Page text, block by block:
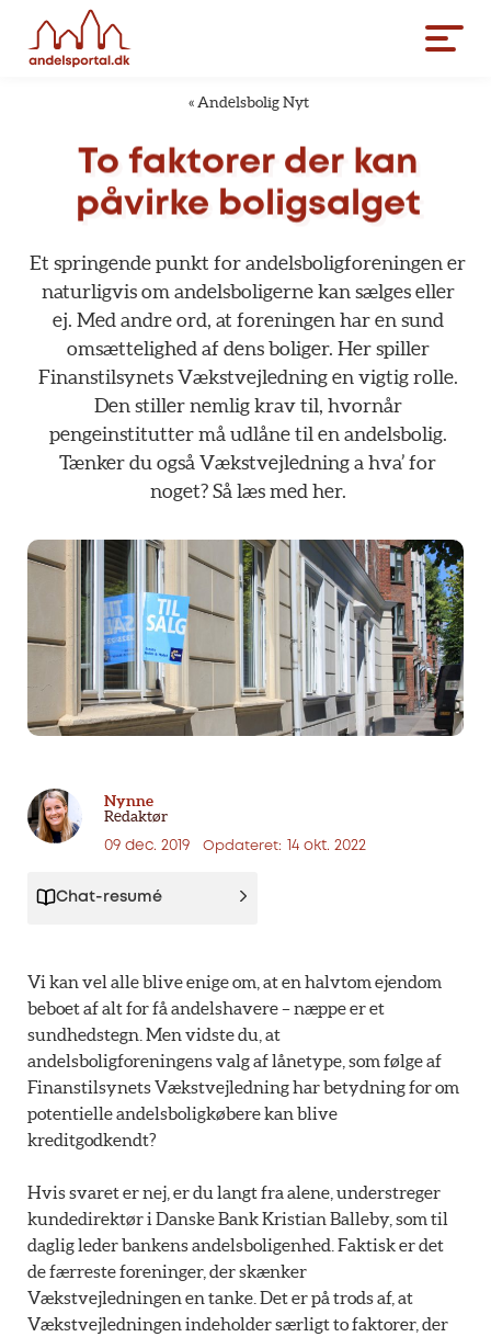
« Andelsbolig Nyt
To faktorer der kan
påvirke boligsalget
Et springende punkt for andelsboligforeningen er
naturligvis om andelsboligerne kan sælges eller
ej. Med andre ord, at foreningen har en sund
omsættelighed af dens boliger. Her spiller
Finanstilsynets Vækstvejledning en vigtig rolle.
Den stiller nemlig krav til, hvornår
pengeinstitutter må udlåne til en andelsbolig.
Tænker du også Vækstvejledning a hva’ for
noget? Så læs med her.
Nynne
Redaktør
09 dec. 2019 Opdateret: 14 okt. 2022
Chat-resumé
Vi kan vel alle blive enige om, at en halvtom ejendom
beboet af alt for få andelshavere – næppe er et
sundhedstegn. Men vidste du, at
andelsboligforeningens valg af lånetype, som følge af
Finanstilsynets Vækstvejledning har betydning for om
potentielle andelsboligkøbere kan blive
kreditgodkendt?
Hvis svaret er nej, er du langt fra alene, understreger
kundedirektør i Danske Bank Kristian Balleby, som til
daglig leder bankens andelsboligenhed. Faktisk er det
de færreste foreninger, der skænker
Vækstvejledningen en tanke. Det er på trods af, at
Vækstvejledningen indeholder særligt to faktorer, der